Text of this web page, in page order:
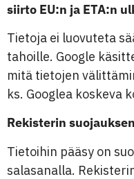
siirto EU:n ja ETA:n
Tietoja ei luovuteta
tahoille. Google
mitä tietojen
ks. Googlea koskeva
Rekisterin
Tietoihin pääsy on
salasanalla.